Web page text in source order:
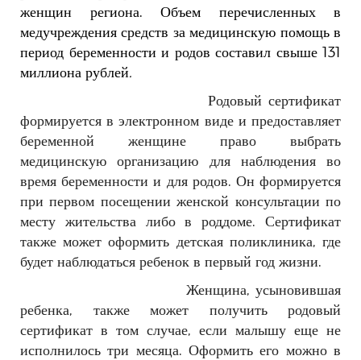
женщин региона. Объем перечисленных в
медучреждения средств за медицинскую помощь в
период беременности и родов составил свыше 131
миллиона рублей
Родовый сертификат
формируется в электронном виде и предоставляет
беременной женщине право выбрать
медицинскую организацию для наблюдения во
время беременности и для родов. Он формируется
при первом посещении женской консультации по
месту жительства либо в роддоме. Сертификат
также может оформить детская поликлиника, где
будет наблюдаться ребенок в первый год жизни.
Женщина, усыновившая
ребенка, также может получить родовый
сертификат в том случае, если малышу еще не
исполнилось три месяца. Оформить его можно в